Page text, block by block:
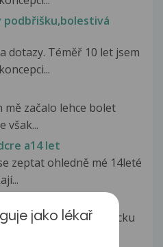
podbřišku,bolestivá
dotazy. Téměř 10 let jsem
začalo lehce bolet
však...
a14 let
zeptat ohledně mé 14leté
mi skube v prostrednicku
jako lékař